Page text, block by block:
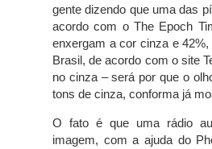
gente dizendo que uma das
acordo com o The Epoch
enxergam a cor cinza e
Brasil, de acordo com o site
no cinza – será por que o
tons de cinza, conforma já
O fato é que uma rádio
imagem, com a ajuda do